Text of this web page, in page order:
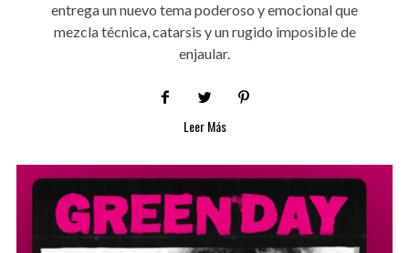
entrega un nuevo tema poderoso y emocional que
mezcla técnica, catarsis y un rugido imposible de
enjaular.
Leer Más